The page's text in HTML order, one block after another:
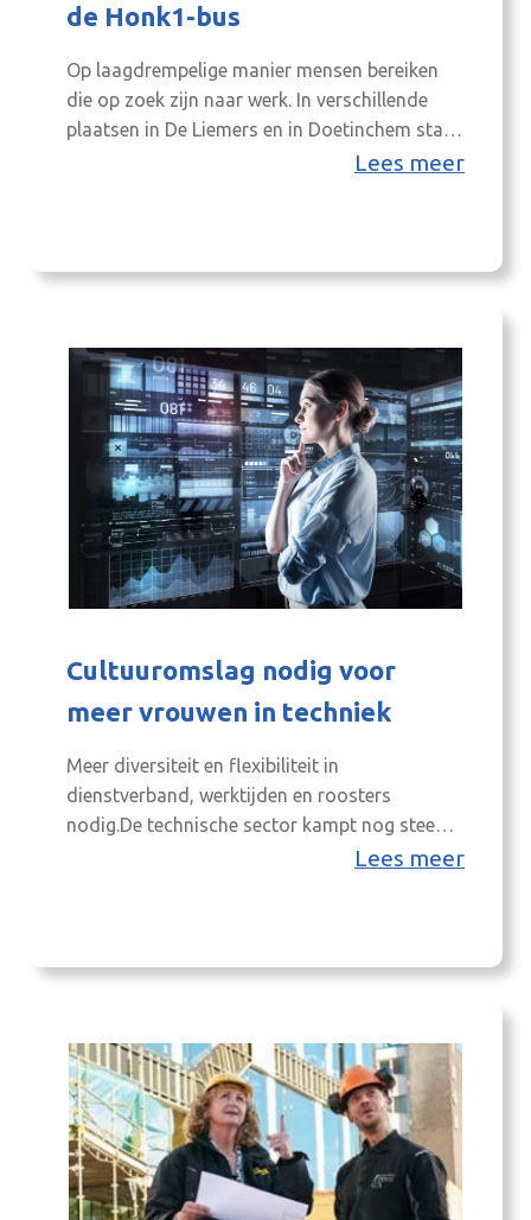
de Honk1-bus
Op laagdrempelige manier mensen bereiken
die op zoek zijn naar werk. In verschillende
plaatsen in De Lie­mers en in Doetinchem staat
tussen begin april en eind mei de Honk1-bus.
mensen be­reiken die op…
Lees meer
Cultuuromslag nodig voor
meer vrouwen in techniek
Meer diversiteit en flexibiliteit in
dienstverband, werktijden en roosters
nodig.De technische sector kampt nog steeds
met een ondervertegenwoordiging van
zevende editie van de TechBarometer van
bredere groep enthousiast…
Lees meer